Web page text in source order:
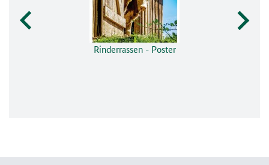
Rinderrassen - Poster